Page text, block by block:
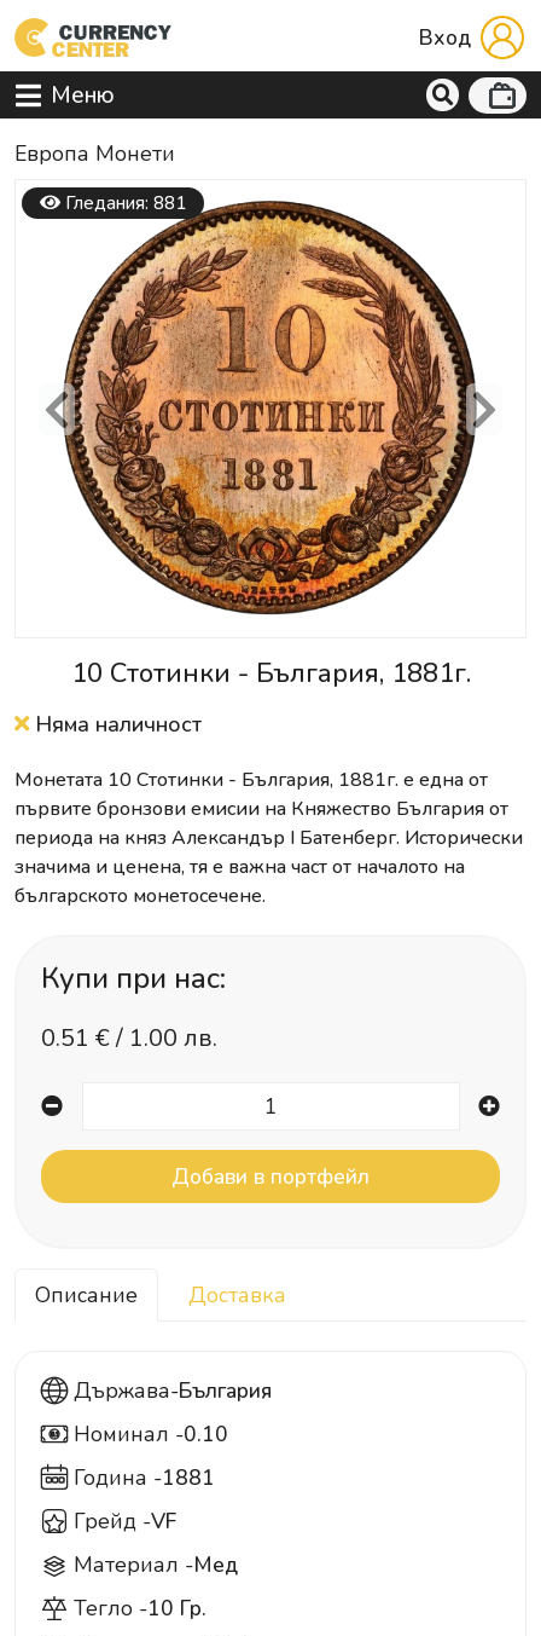
Вход
Меню
Европа Mонети
Гледания: 881
Previous Next
10 Стотинки - България, 1881г.
Няма наличност
Монетата 10 Стотинки - България, 1881г. е една от
първите бронзови емисии на Княжество България от
периода на княз Александър I Батенберг. Исторически
значима и ценена, тя е важна част от началото на
българското монетосечене.
Купи при нас:
0.51 € / 1.00 лв.
Описание Доставка
Държава-България
0.1 Номинал -0.10
Година -1881
Грейд -VF
Материал -Мед
Тегло -10 Гр.